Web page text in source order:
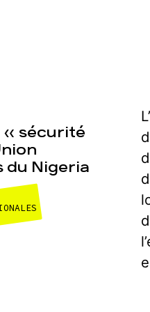
« sécurité
du Nigeria